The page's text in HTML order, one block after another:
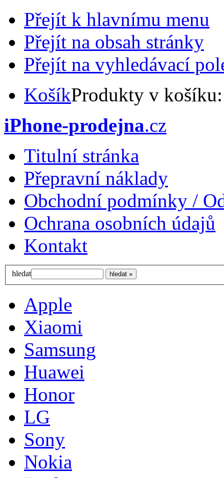
Přejít k hlavnímu menu
Přejít na obsah stránky
Přejít na vyhledávací
KošíkProdukty v
iPhone-prodejna.cz
Titulní stránka
Přepravní náklady
Obchodní podmínky /
Ochrana osobních údajů
Kontakt
hledat
Apple
Xiaomi
Samsung
Huawei
Honor
LG
Sony
Nokia